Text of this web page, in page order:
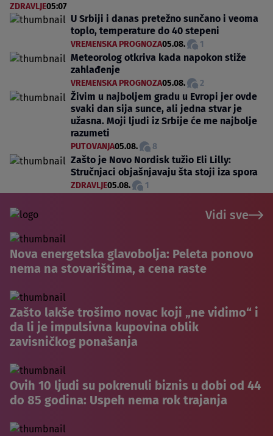
ZDRAVLJE05:07
U Srbiji i danas pretežno sunčano i veoma
toplo, temperature do 40 stepeni
VREMENSKA PROGNOZA05.08. 1
Meteorolog otkriva kada napokon stiže
zahlađenje
VREMENSKA PROGNOZA05.08. 2
Živim u najboljem gradu u Evropi jer ovde
svaki dan sija sunce, ali jedna stvar je
užasna. Moji ljudi iz Srbije će me najbolje
razumeti
PUTOVANJA05.08. 8
Zašto je Novo Nordisk tužio Eli Lilly:
Stručnjaci objašnjavaju šta stoji iza spora
ZDRAVLJE05.08. 1
Vidi sve
Nova energetska glavobolja: Peleta ponovo
nema na stovarištima, a cena raste
Zašto lakše trošimo novac koji „ne vidimo“ i
da li je impulsivna kupovina oblik
zavisničkog ponašanja
Ovih 10 ljudi su pokrenuli biznis u dobi od 44
do 85 godina: Uspeh nema rok trajanja